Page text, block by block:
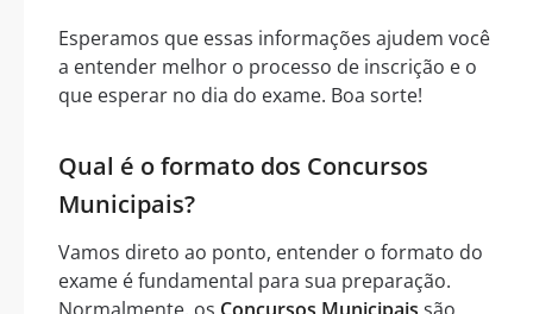
Esperamos que essas informações ajudem você
a entender melhor o processo de inscrição e o
que esperar no dia do exame. Boa sorte!
Qual é o formato dos Concursos
Municipais?
Vamos direto ao ponto, entender o formato do
exame é fundamental para sua preparação.